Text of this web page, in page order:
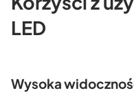
LED
Wysoka